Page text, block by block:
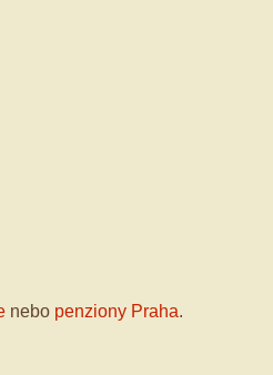
nebo penziony Praha.